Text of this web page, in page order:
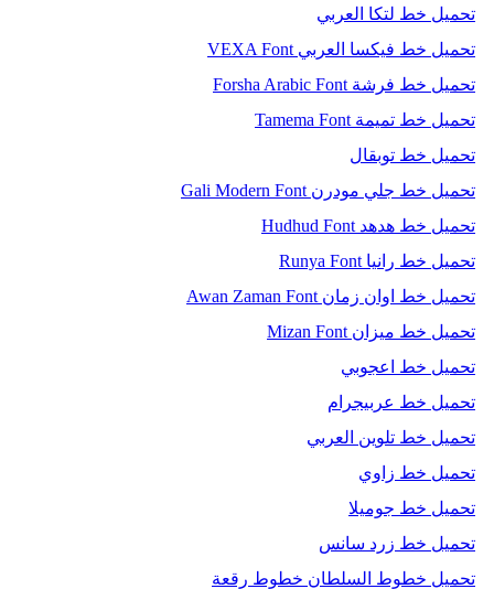
تحميل خط لتكا العربي
تحميل خط فيكسا العربي VEXA Font
تحميل خط فرشة Forsha Arabic Font
تحميل خط تميمة Tamema Font
تحميل خط توبقال
تحميل خط جلي مودرن Gali Modern Font
تحميل خط هدهد Hudhud Font
تحميل خط رانيا Runya Font
تحميل خط اوان زمان Awan Zaman Font
تحميل خط ميزان Mizan Font
تحميل خط اعجوبي
تحميل خط عربيجرام
تحميل خط تلوين العربي
تحميل خط زاوي
تحميل خط جوميلا
تحميل خط زرد سانس
تحميل خطوط السلطان خطوط رقعة